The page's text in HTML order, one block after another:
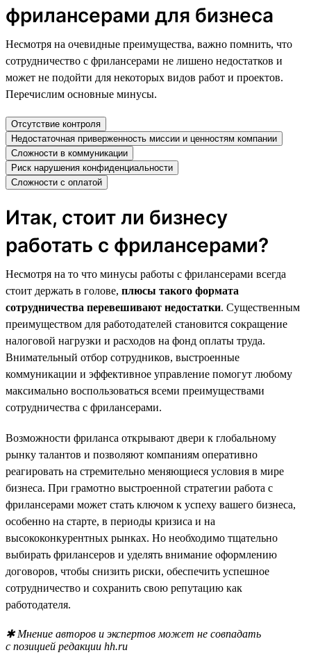
фрилансерами для бизнеса
Несмотря на очевидные преимущества, важно помнить, что
сотрудничество с фрилансерами не лишено недостатков и
может не подойти для некоторых видов работ и проектов.
Перечислим основные минусы.
Отсутствие контроля
Недостаточная приверженность миссии и ценностям компании
Сложности в коммуникации
Риск нарушения конфиденциальности
Сложности с оплатой
Итак, стоит ли бизнесу
работать с фрилансерами?
Несмотря на то что минусы работы с фрилансерами всегда
стоит держать в голове, плюсы такого формата
сотрудничества перевешивают недостатки. Существенным
преимуществом для работодателей становится сокращение
налоговой нагрузки и расходов на фонд оплаты труда.
Внимательный отбор сотрудников, выстроенные
коммуникации и эффективное управление помогут любому
максимально воспользоваться всеми преимуществами
сотрудничества с фрилансерами.
Возможности фриланса открывают двери к глобальному
рынку талантов и позволяют компаниям оперативно
реагировать на стремительно меняющиеся условия в мире
бизнеса. При грамотно выстроенной стратегии работа с
фрилансерами может стать ключом к успеху вашего бизнеса,
особенно на старте, в периоды кризиса и на
высококонкурентных рынках. Но необходимо тщательно
выбирать фрилансеров и уделять внимание оформлению
договоров, чтобы снизить риски, обеспечить успешное
сотрудничество и сохранить свою репутацию как
работодателя.
✱ Мнение авторов и экспертов может не совпадать
с позицией редакции hh.ru